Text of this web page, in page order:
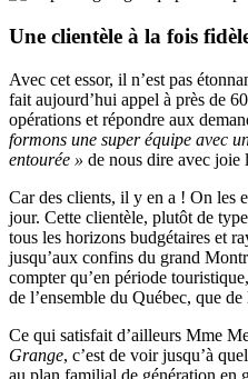
Une clientèle à la fois
Avec cet essor, il n’est pas
fait aujourd’hui appel à près de
opérations et répondre aux
formons une super équipe avec
entourée » de nous dire avec joie
Car des clients, il y en a ! On les
jour. Cette clientèle, plutôt de
tous les horizons budgétaires et
jusqu’aux confins du grand
compter qu’en période
de l’ensemble du Québec, que
Ce qui satisfait d’ailleurs Mme
Grange, c’est de voir jusqu’à
au plan familial de génération en